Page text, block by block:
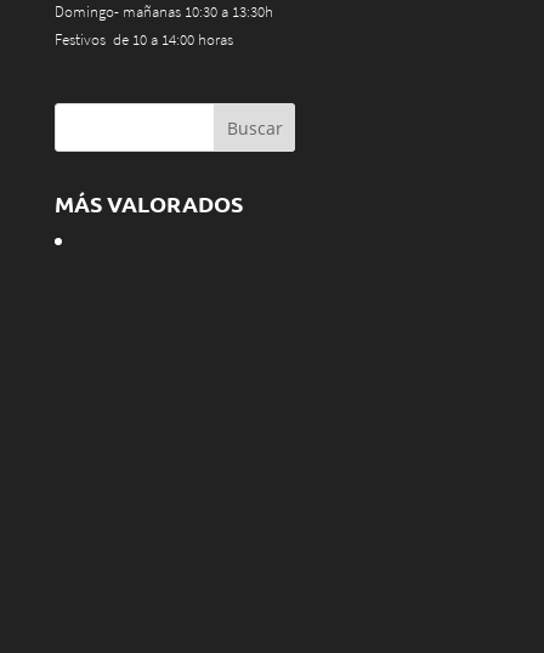
Domingo- mañanas 10:30 a 13:30h
Festivos de 10 a 14:00 horas
MÁS VALORADOS